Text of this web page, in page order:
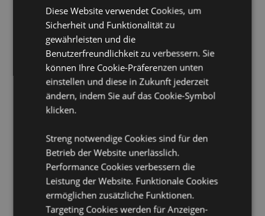
Produktbeschreibung
Elements Yoga-Drache
Material:
Produkttressourcen:
Möchten Sie mehr über den Einkauf bei Puckator
erfahren?
Produktattribute
Information
Höhe 8cm Breite 5.5-6cm Tiefe 4-4.5cm
5055071772214
Diese Website verwendet Cookies, um
Sicherheit und Funktionalität zu
gewährleisten und die
Benutzerfreundlichkeit zu verbessern. Sie
können Ihre Cookie-Präferenzen unten
einstellen und diese in Zukunft jederzeit
ändern, indem Sie auf das Cookie-Symbol
klicken.
Streng notwendige Cookies sind für den
Betrieb der Website unerlässlich.
Performance Cookies verbessern die
Leistung der Website. Funktionale Cookies
ermöglichen zusätzliche Funktionen.
Targeting Cookies werden für Anzeigen-